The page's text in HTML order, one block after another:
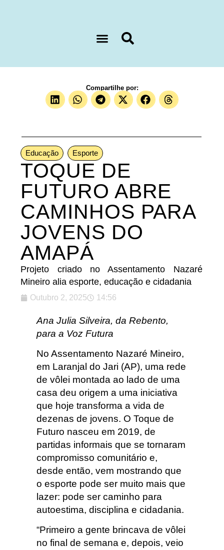
Compartilhe por:
Educação Esporte
TOQUE DE
FUTURO ABRE
CAMINHOS PARA
JOVENS DO
AMAPÁ
Projeto criado no Assentamento Nazaré
Mineiro alia esporte, educação e cidadania
Outubro 2, 2025 14:56
Ana Julia Silveira, da Rebento,
para a Voz Futura
No Assentamento Nazaré Mineiro,
em Laranjal do Jari (AP), uma rede
de vôlei montada ao lado de uma
casa deu origem a uma iniciativa
que hoje transforma a vida de
dezenas de jovens. O Toque de
Futuro nasceu em 2019, de
partidas informais que se tornaram
compromisso comunitário e,
desde então, vem mostrando que
o esporte pode ser muito mais que
lazer: pode ser caminho para
autoestima, disciplina e cidadania.
“Primeiro a gente brincava de vôlei
no final de semana e, depois, veio